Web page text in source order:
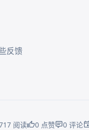
阅读 0 点赞 0 评论